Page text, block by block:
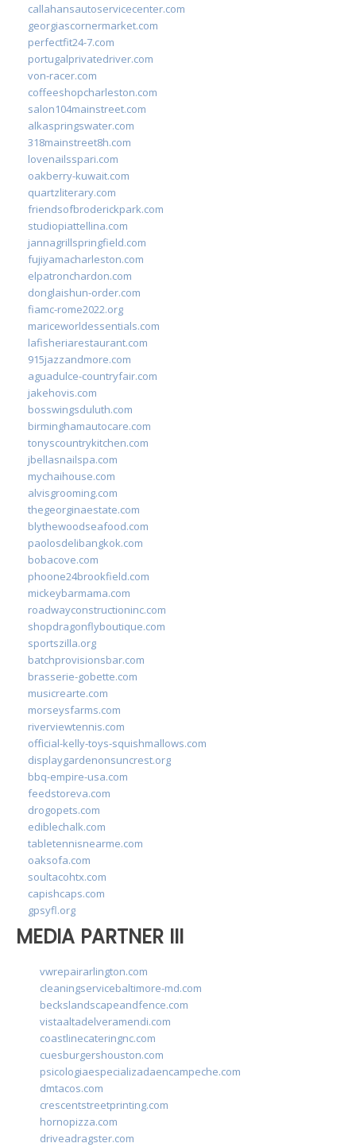
callahansautoservicecenter.com
georgiascornermarket.com
perfectfit24-7.com
portugalprivatedriver.com
von-racer.com
coffeeshopcharleston.com
salon104mainstreet.com
alkaspringswater.com
318mainstreet8h.com
lovenailsspari.com
oakberry-kuwait.com
quartzliterary.com
friendsofbroderickpark.com
studiopiattellina.com
jannagrillspringfield.com
fujiyamacharleston.com
elpatronchardon.com
donglaishun-order.com
fiamc-rome2022.org
mariceworldessentials.com
lafisheriarestaurant.com
915jazzandmore.com
aguadulce-countryfair.com
jakehovis.com
bosswingsduluth.com
birminghamautocare.com
tonyscountrykitchen.com
jbellasnailspa.com
mychaihouse.com
alvisgrooming.com
thegeorginaestate.com
blythewoodseafood.com
paolosdelibangkok.com
bobacove.com
phoone24brookfield.com
mickeybarmama.com
roadwayconstructioninc.com
shopdragonflyboutique.com
sportszilla.org
batchprovisionsbar.com
brasserie-gobette.com
musicrearte.com
morseysfarms.com
riverviewtennis.com
official-kelly-toys-squishmallows.com
displaygardenonsuncrest.org
bbq-empire-usa.com
feedstoreva.com
drogopets.com
ediblechalk.com
tabletennisnearme.com
oaksofa.com
soultacohtx.com
capishcaps.com
gpsyfl.org
MEDIA PARTNER III
vwrepairarlington.com
cleaningservicebaltimore-md.com
beckslandscapeandfence.com
vistaaltadelveramendi.com
coastlinecateringnc.com
cuesburgershouston.com
psicologiaespecializadaencampeche.com
dmtacos.com
crescentstreetprinting.com
hornopizza.com
driveadragster.com